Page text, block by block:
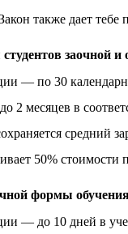
также дает тебе
заочной
— по 30
2 месяцев в
средний
50%
формы
— до 10 дней в